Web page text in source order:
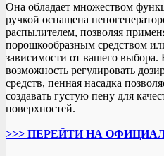
Она обладает множеством
ручкой оснащена
распылителем, позволяя
порошкообразным средством
зависимости от вашего выбора.
возможность регулировать
средств, пенная насадка
создавать густую пену для
поверхностей.
>>> ПЕРЕЙТИ НА